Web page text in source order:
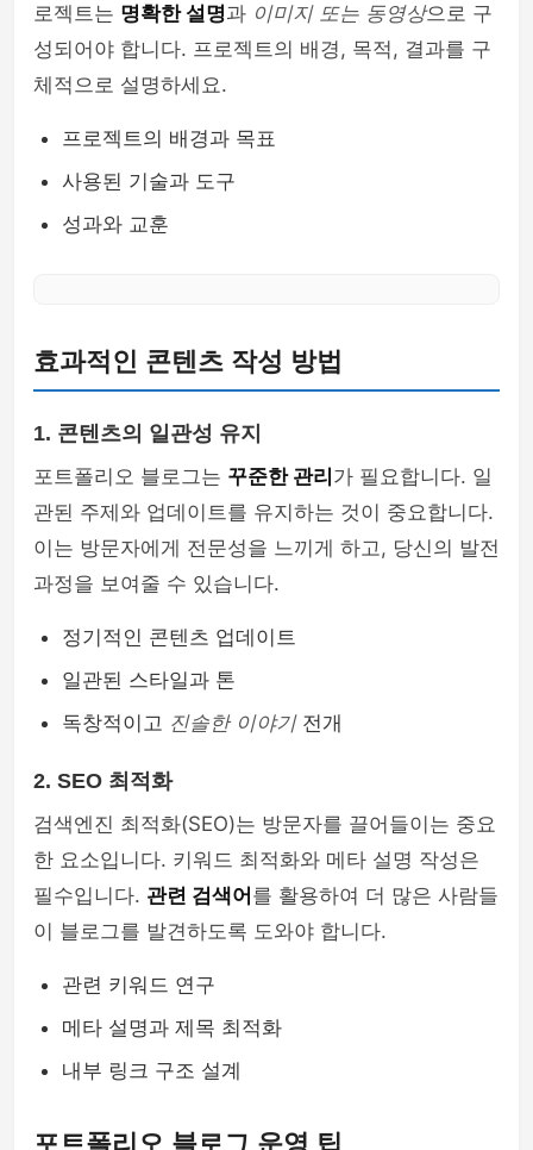
로젝트는 명확한 설명과 이미지 또는 동영상으로 구
성되어야 합니다. 프로젝트의 배경, 목적, 결과를 구
체적으로 설명하세요.
프로젝트의 배경과 목표
사용된 기술과 도구
성과와 교훈
효과적인 콘텐츠 작성 방법
1. 콘텐츠의 일관성 유지
포트폴리오 블로그는 꾸준한 관리 가 필요합니다. 일
관된 주제와 업데이트를 유지하는 것이 중요합니다.
이는 방문자에게 전문성을 느끼게 하고, 당신의 발전
과정을 보여줄 수 있습니다.
정기적인 콘텐츠 업데이트
일관된 스타일과 톤
독창적이고 진솔한 이야기전개
2. SEO 최적화
검색엔진 최적화(SEO)는 방문자를 끌어들이는 중요
한 요소입니다. 키워드 최적화와 메타 설명 작성은
필수입니다. 관련 검색어 를 활용하여 더 많은 사람들
이 블로그를 발견하도록 도와야 합니다.
관련 키워드 연구
메타 설명과 제목 최적화
내부 링크 구조 설계
포트폴리오 블로그 운영 팁